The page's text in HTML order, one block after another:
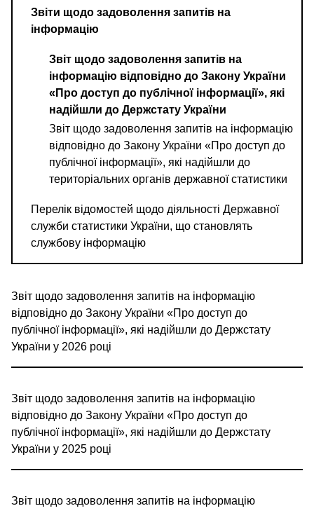
Звіти щодо задоволення запитів на
інформацію
Звіт щодо задоволення запитів на
інформацію відповідно до Закону України
«Про доступ до публічної інформації», які
надійшли до Держстату України
Звіт щодо задоволення запитів на інформацію
відповідно до Закону України «Про доступ до
публічної інформації», які надійшли до
територіальних органів державної статистики
Перелік відомостей щодо діяльності Державної
служби статистики України, що становлять
службову інформацію
Звіт щодо задоволення запитів на інформацію
відповідно до Закону України «Про доступ до
публічної інформації», які надійшли до Держстату
України у 2026 році
Звіт щодо задоволення запитів на інформацію
відповідно до Закону України «Про доступ до
публічної інформації», які надійшли до Держстату
України у 2025 році
Звіт щодо задоволення запитів на інформацію